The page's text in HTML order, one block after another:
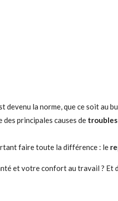
devenu la norme, que ce soit au
des principales causes de
faire toute la différence : le
et votre confort au travail ? Et